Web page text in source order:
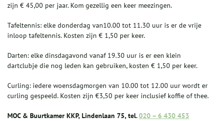
zijn € 45,00 per jaar. Kom gezellig een keer meezingen.
Tafeltennis: elke donderdag van10.00 tot 11.30 uur is er de vrije
inloop tafeltennis. Kosten zijn € 1,50 per keer.
Darten: elke dinsdagavond vanaf 19.30 uur is er een klein
dartclubje die nog leden kan gebruiken, kosten € 1,50 per keer.
Curling: iedere woensdagmorgen van 10.00 tot 12.00 uur wordt er
curling gespeeld. Kosten zijn €3,50 per keer inclusief koffie of thee.
MOC & Buurtkamer KKP, Lindenlaan 75, tel.020 – 6 430 453